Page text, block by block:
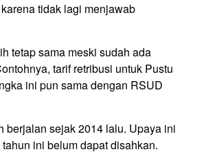
tidak lagi men­jawab
tetap sama meski sudah ada
tarif retribusi untuk Pustu
ini pun sama dengan RSUD
berjalan sejak 2014 lalu. Upaya ini
ini belum dapat disahkan.